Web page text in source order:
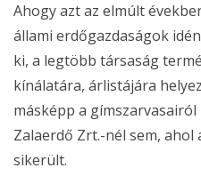
Ahogy azt az elmúlt
állami erdőgazdaságok
ki, a legtöbb társaság
kínálatára, árlistájára
másképp a
Zalaerdő Zrt.-nél sem,
sikerült.